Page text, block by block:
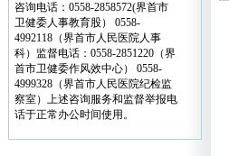
咨询电话：0558-2858572(界首市
卫健委人事教育股） 0558-
4992118（界首市人民医院人事
科）监督电话：0558-2851220（界
首市卫健委作风效中心） 0558-
4999328（界首市人民医院纪检监
察室）上述咨询服务和监督举报电
话于正常办公时间使用。